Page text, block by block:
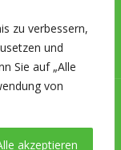
zu verbessern,
und
Sie auf „Alle
von
akzeptieren
Alle Rechte
Umsetzung: